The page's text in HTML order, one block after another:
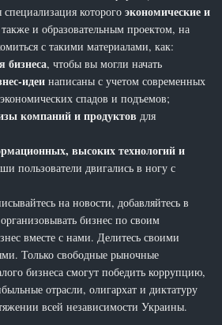
специализация которогоэкономические и
и образовательным проектом, на
с такими материалами, как:
бизнеса, чтобы вы могли начать
идеи написаны с учетом современных
спадов и подъемов;
компаний и продуктов для
высоких технологий и
пользователи двигались в ногу с
на новости, добавляйтесь в
бизнес по своим
вместе с нами. Делитесь своими
Только свободные рыночные
бизнеса смогут победить коррупцию,
отрасли, олигархат и диктатуру
всей независимости Украины.